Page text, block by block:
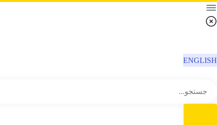
ENGLISH